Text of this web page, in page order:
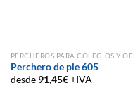
Perchero de pie 605
desde 91,45€+IVA